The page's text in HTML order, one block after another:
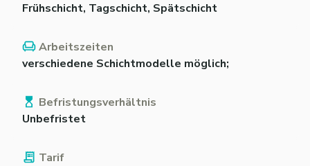
Frühschicht, Tagschicht, Spätschicht
Arbeitszeiten
verschiedene Schichtmodelle möglich;
Befristungsverhältnis
Unbefristet
Tarif